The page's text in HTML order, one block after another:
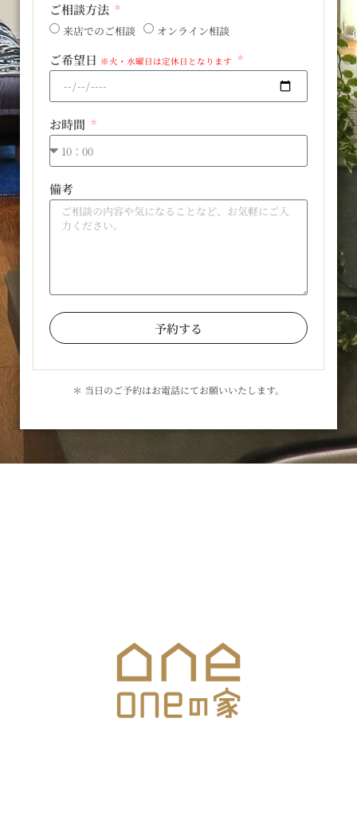
ご相談方法
来店でのご相談 オンライン相談
ご希望日 ※火・水曜日は定休日となります
お時間
備考
予約する
＊ 当日のご予約はお電話にてお願いいたします。